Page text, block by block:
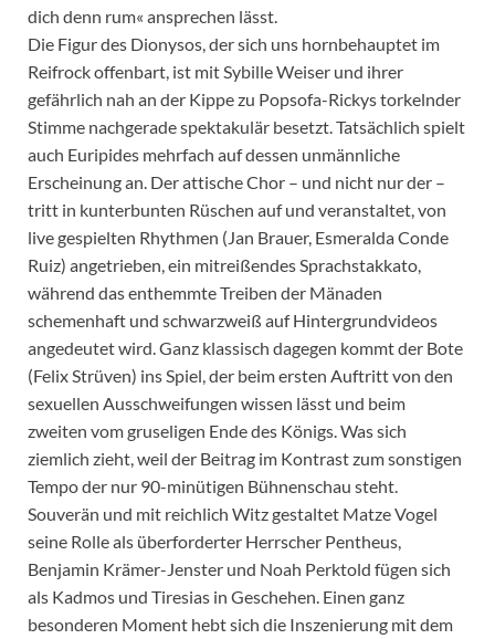
dich denn rum« ansprechen lässt.
Die Figur des Dionysos, der sich uns hornbehauptet im
Reifrock offenbart, ist mit Sybille Weiser und ihrer
gefährlich nah an der Kippe zu Popsofa-Rickys torkelnder
Stimme nachgerade spektakulär besetzt. Tatsächlich spielt
auch Euripides mehrfach auf dessen unmännliche
Erscheinung an. Der attische Chor – und nicht nur der –
tritt in kunterbunten Rüschen auf und veranstaltet, von
live gespielten Rhythmen (Jan Brauer, Esmeralda Conde
Ruiz) angetrieben, ein mitreißendes Sprachstakkato,
während das enthemmte Treiben der Mänaden
schemenhaft und schwarzweiß auf Hintergrundvideos
angedeutet wird. Ganz klassisch dagegen kommt der Bote
(Felix Strüven) ins Spiel, der beim ersten Auftritt von den
sexuellen Ausschweifungen wissen lässt und beim
zweiten vom gruseligen Ende des Königs. Was sich
ziemlich zieht, weil der Beitrag im Kontrast zum sonstigen
Tempo der nur 90-minütigen Bühnenschau steht.
Souverän und mit reichlich Witz gestaltet Matze Vogel
seine Rolle als überforderter Herrscher Pentheus,
Benjamin Krämer-Jenster und Noah Perktold fügen sich
als Kadmos und Tiresias in Geschehen. Einen ganz
besonderen Moment hebt sich die Inszenierung mit dem